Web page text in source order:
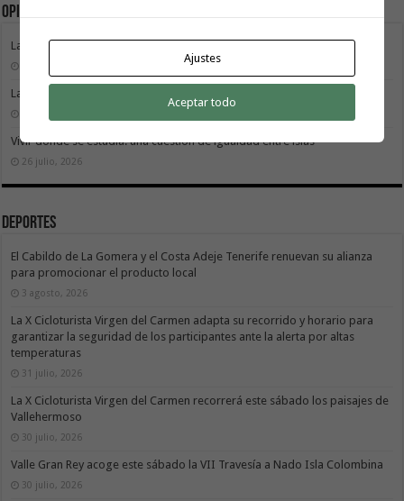
Opinión
La movilidad también construye isla
La Gomera transforma su modelo energético
Vivir donde se estudia: una cuestión de igualdad entre islas
26 julio, 2026
Deportes
El Cabildo de La Gomera y el Costa Adeje Tenerife renuevan su alianza
para promocionar el producto local
3 agosto, 2026
La X Cicloturista Virgen del Carmen adapta su recorrido y horario para
garantizar la seguridad de los participantes ante la alerta por altas
temperaturas
31 julio, 2026
La X Cicloturista Virgen del Carmen recorrerá este sábado los paisajes de
Vallehermoso
30 julio, 2026
Valle Gran Rey acoge este sábado la VII Travesía a Nado Isla Colombina
30 julio, 2026
Ajustes
Aceptar todo